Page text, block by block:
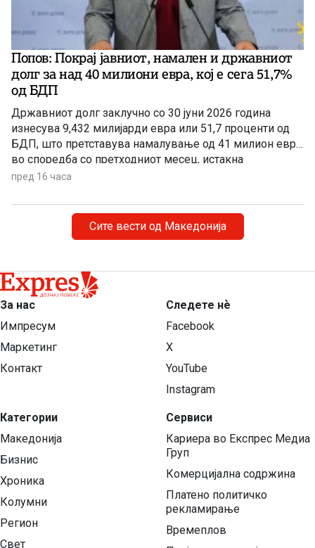
Попов: Покрај јавниот, намален и државниот
долг за над 40 милиони евра, кој e сега 51,7%
од БДП
Државниот долг заклучно со 30 јуни 2026 година
изнесува 9,432 милијарди евра или 51,7 проценти од
БДП, што претставува намалување од 41 милион евра
во споредба со претходниот месец, истакна
пратеникот на ВМРО-ДПМНЕ Сергеј Попов на
пред 16 часа
Сите вести од Македонија
За нас
Импресум
Маркетинг
Контакт
Категории
Македонија
Бизнис
Хроника
Колумни
Регион
Свет
Следете нѐ
Facebook
X
YouTube
Instagram
Сервиси
Кариера во Експрес Медиа
Груп
Комерцијална содржина
Платено политичко
рекламирање
Времеплов